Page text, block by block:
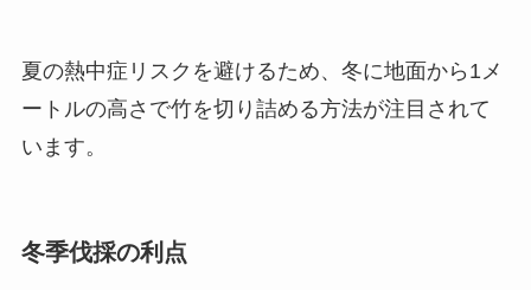
夏の熱中症リスクを避けるため、冬に地面から1メ
ートルの高さで竹を切り詰める方法が注目されて
います。
冬季伐採の利点